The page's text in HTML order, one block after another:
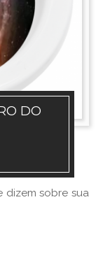
DO
dizem sobre sua